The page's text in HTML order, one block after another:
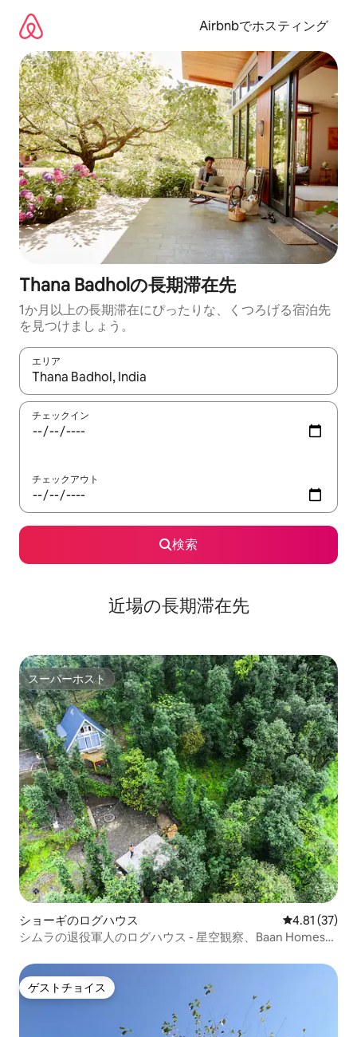
Airbnbでホスティング
Thana Badholの長期滞在先
1か月以上の長期滞在にぴったりな、くつろげる宿泊先
を見つけましょう。
エリア
検索結果が表示されたら、上下の矢印キーを使って移動するか
チェックイン
チェックアウト
検索
近場の長期滞在先
スーパーホスト
スーパーホスト
ショーギのログハウス レビュー37
4.81 (37)
シムラの退役軍人のログハウス - 星空観察、Baan Homes提
ゲストチョイス
ゲストチョイス